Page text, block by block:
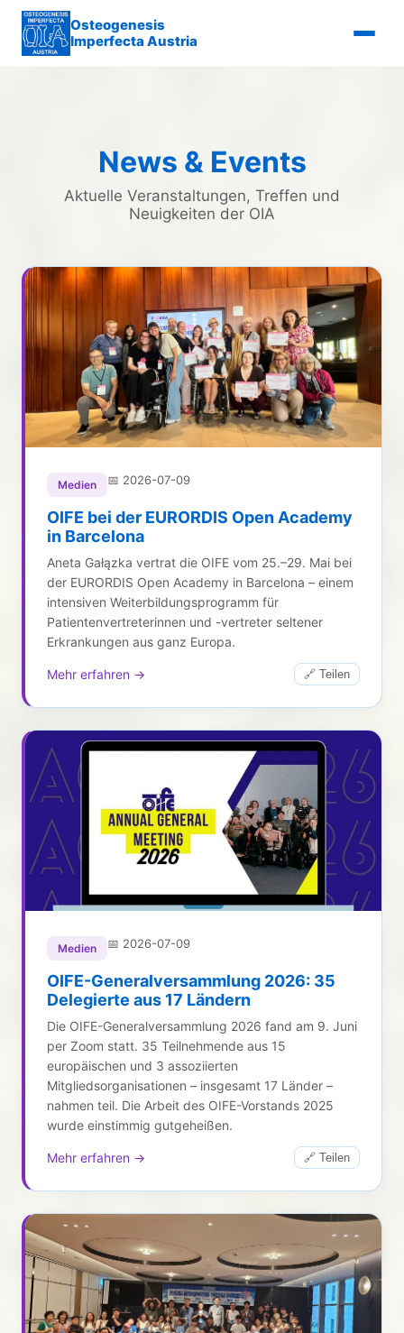
Osteogenesis
Imperfecta Austria
News & Events
Aktuelle Veranstaltungen, Treffen und
Neuigkeiten der OIA
Medien 📅 2026-07-09
OIFE bei der EURORDIS Open Academy
in Barcelona
Aneta Gałązka vertrat die OIFE vom 25.–29. Mai bei
der EURORDIS Open Academy in Barcelona – einem
intensiven Weiterbildungsprogramm für
Patientenvertreterinnen und -vertreter seltener
Erkrankungen aus ganz Europa.
Mehr erfahren → 🔗 Teilen
Medien 📅 2026-07-09
OIFE-Generalversammlung 2026: 35
Delegierte aus 17 Ländern
Die OIFE-Generalversammlung 2026 fand am 9. Juni
per Zoom statt. 35 Teilnehmende aus 15
europäischen und 3 assoziierten
Mitgliedsorganisationen – insgesamt 17 Länder –
nahmen teil. Die Arbeit des OIFE-Vorstands 2025
wurde einstimmig gutgeheißen.
Mehr erfahren → 🔗 Teilen